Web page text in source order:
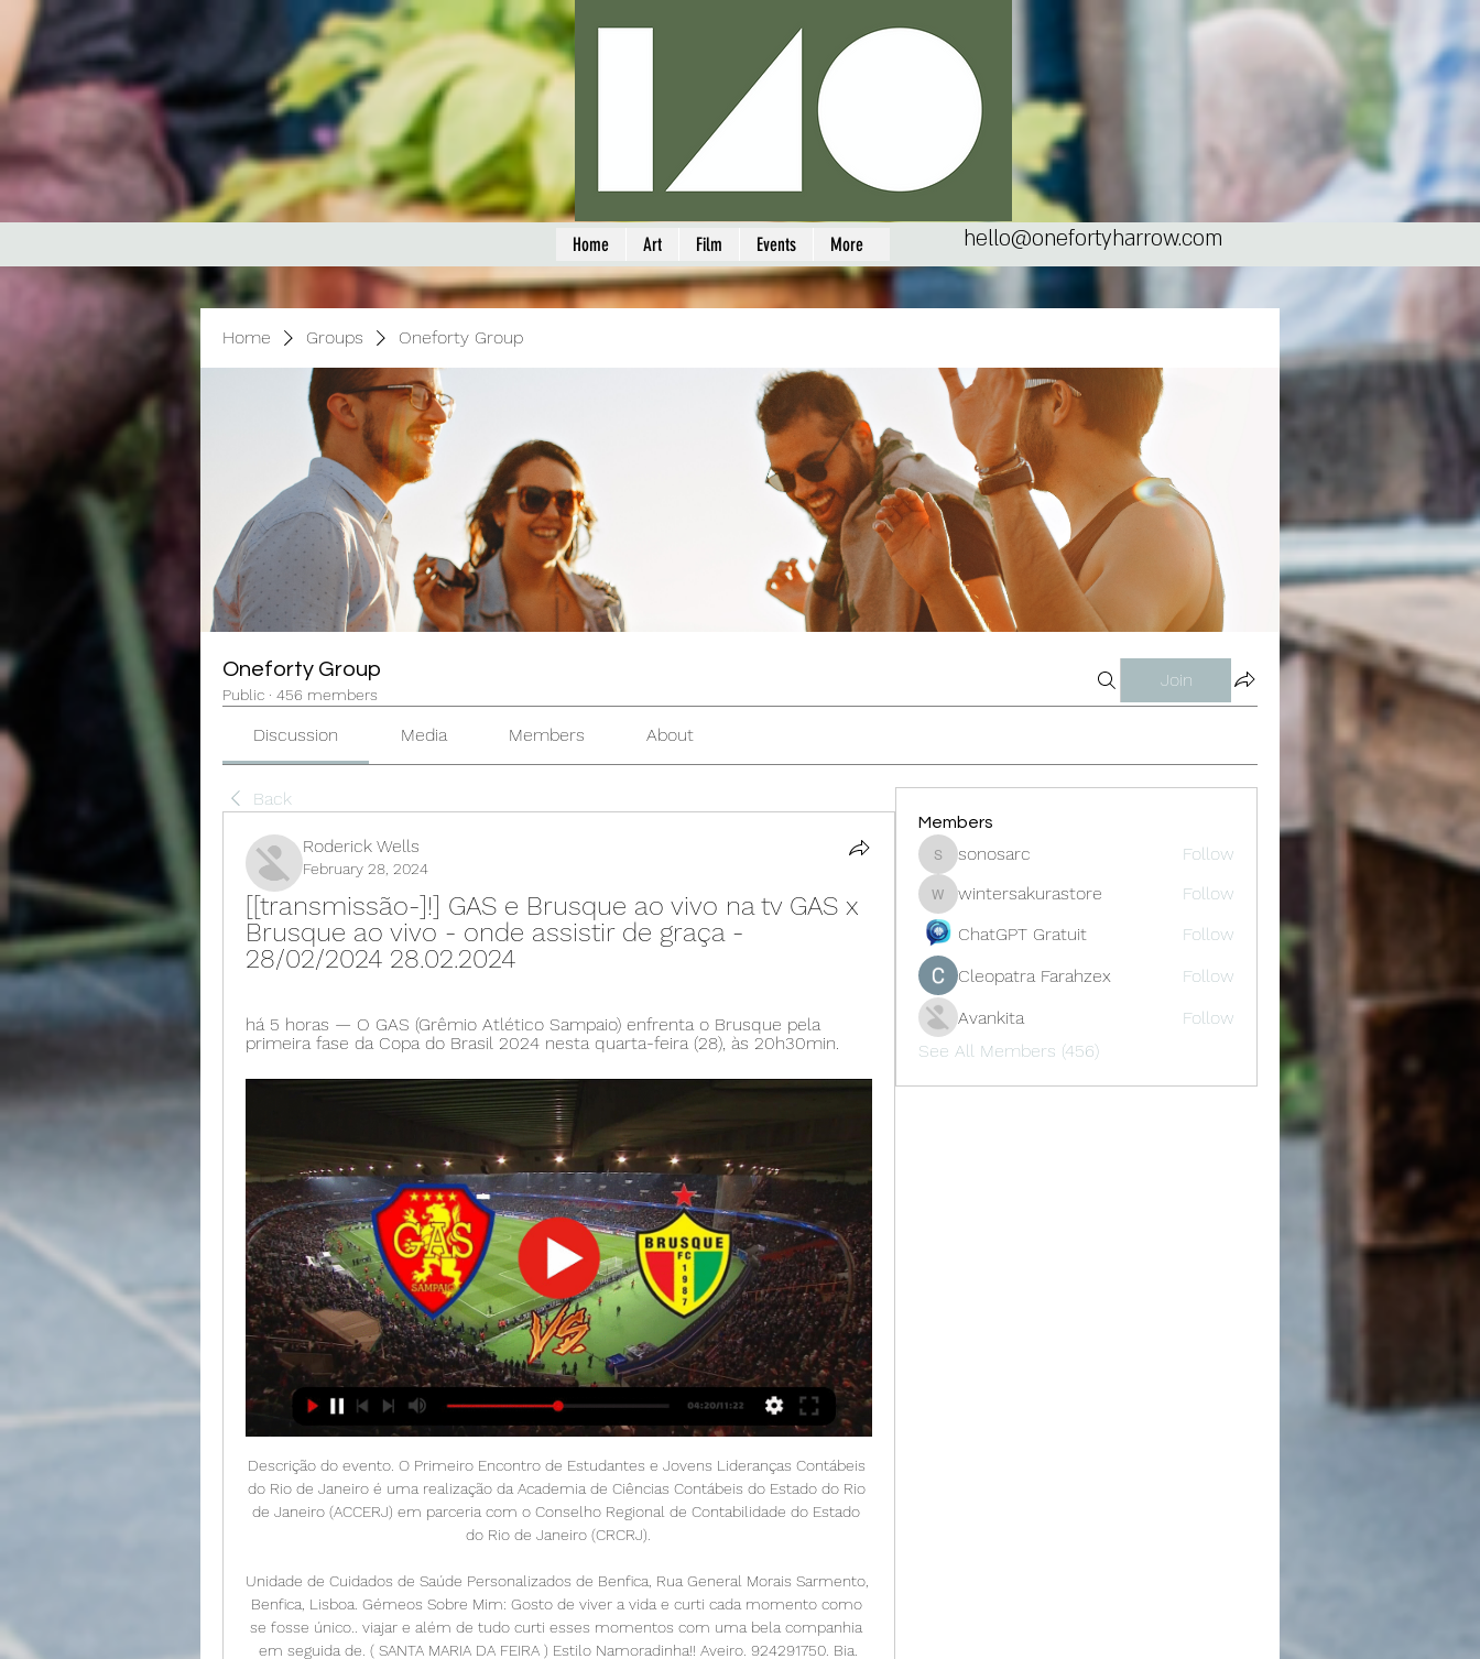
Home Art Film Events More hello@onefortyharrow.com
Home Groups Oneforty Group
Oneforty Group
Public · 456 members
Join
Discussion Media Members About
Back
Roderick Wells
February 28, 2024
[[transmissão-]!] GAS e Brusque ao vivo na tv GAS x
Brusque ao vivo - onde assistir de graça -
28/02/2024 28.02.2024
há 5 horas — O GAS (Grêmio Atlético Sampaio) enfrenta o Brusque pela
primeira fase da Copa do Brasil 2024 nesta quarta-feira (28), às 20h30min.
Descrição do evento. O Primeiro Encontro de Estudantes e Jovens Lideranças Contábeis do Rio de Janeiro é uma realização da Academia de Ciências Contábeis do Estado do Rio de Janeiro (ACCERJ) em parceria com o Conselho Regional de Contabilidade do Estado do Rio de Janeiro (CRCRJ).

Unidade de Cuidados de Saúde Personalizados de Benfica, Rua General Morais Sarmento, Benfica, Lisboa. Gémeos Sobre Mim: Gosto de viver a vida e curti cada momento como se fosse único.. viajar e além de tudo curti esses momentos com uma bela companhia em seguida de. ( SANTA MARIA DA FEIRA ) Estilo Namoradinha!! Aveiro. 924291750. Bia.

Tags: Assistir Ponte Preta x Vitória ao vivo em HD grátis, jogo do Vitória e Ponte Preta ao vivo, transmissão online Vitória vs Ponte Preta premiere, Brasileirão série A Vitória e Ponte Preta youtube 26/11/2017, resultado tempo real jogo do Ponte Preta de hoje.

Ótimo apartamento em Bonsucesso a 100m da estação brt Sta Luzia, próximo ao Supermercados Guanabara, escolas, igrejas e todo comercio. Ônibus na porta. Composto de sala, dois dormitorios, ( um com armário planejado), cozinha com área conjugada , banheiro com az. Ao teto e …

Início Profissionais Dentista Barra Mansa - RJ Edeli Cugola de Castro. Edeli Cugola de Castro Dentista. Cidade: Barra Mansa - RJ. Cadastrado no Doctor Found desde 18/11/2015. Reivindicar este Perfil. n/a Nenhuma avaliação. Estabelecimentos em que atende. Sirene Rua Alvaro do Rego Millen.

GAS Brusque #LiveStream (TV) 2/28/2024 há 5 horas — pin alluring GAS vs Brusque Live Streaming miniature, (TV) prickly apparel GAS vs Brusque comes LIVE living cannon cushion   sport ...

Seu nome de batismo é Laís Yasmin Lucas Gontijo, nascida em Cuiabá em 16 de dezembro de 1990. Cantando desde os 5 anos de idade lança seu primeiro CD aos 7 anos, produzido por César Augusto que na época produzia discos para a dupla Zezé di Camargo e Luciano.

N.º 53 setembro 2010 Vitória nº 500 do algarVe No campeoNato priNcipal a festa do futebol e do futsal de regresso em outubro direcção da afa dá início

BRUSQUE x ITUANO - BRASILEIRO 2020 SÉRIE C - YouTube YouTube YouTube 2:45:14 YouTube TV BRUSCÃO 12 de jan. de 2021 12 de jan. de 2021 Não inclui: GAS GAS

A Ponte Preta enfrenta o São Bernardo no Moisés Lucarelli, nesse sábado (25), às 19h30 e a venda de ingressos para a partida já iniciam nessa quarta-feira (22). O valor da entrada para a arquibancada central é de R$ 15 (inteira) e R$ 7,50 (meia).

O presidente do Santos, José Carlos Peres, reclamou do VAR nesta sexta-feira, em entrevista ao “Estádio 97”, da Energia FM. Peres disse que se depender do árbitro de tecnologia, o Flamengo será campeão.

Com isso, o Peixe igualou o número de partidas transmitidas de Corinthians e Flamengo no atual certame: cinco para cada um deles. Segundo levantamento feito pelo site "r37", o número de partidas do Santos neste Brasileirão já igualou dois dos últimos três anos, 2016 e 2018, e fica apenas um duelo atrás do total de 2017.

DVS – SÃO JOSÉ FUTSAL FEMININO 2 x 1 A.D. São Bernardo/A. Sabesp Feminino. ← FPFS inova em suas transmissões pelo Facebook; Sub-20:. Magnus Futsal recebe o Santo André em sua estreia no Campeonato Paulista/Penalty. 27 Março, 2019 Ewerton 0.

Ponte Preta vs Vila Nova – Brasileirão B :A Ponte Preta chega a esta jornada de olho na possibilidade de se aproximar dos lugares de subida. nomeadamente no 8.º lugar, mas com os mesmos 31 pontos do Cuiabá e a apenas três do Coritiba, a primeira equipa no G4.

Eduardo Pires, que tantas e tantas vezes envergou, como guarda-redes, lugar que ocupou também como júnior na equipa do Sporting Clube Olhanense, a camisola da nossa Escola, desenvolveu, para além da sua vida profissional, no estabelecimento próprio, funções …

CONTATE-NOS. Padroeiro da comunidade, São Pedro e São Paulo: Pedro homem de vida simples, e seu sustento vinha da pesca, porém largou sua vida de pescador para seguir Jesus Cristo, segundo a Bíblia Pedro negou Jesus 3 vezes, entretanto foi um grande profeta.

GAS x Brusque Streaming e Listagens de TV GAS vs Brusque - fevereiro 28, 2024 - Streaming em Directo e Programação de TV, Resultados ao Vivo, Notícias e Vídeos :: Live Soccer TV.

Ao vivo: GAS x Brusque | Primeira fase | Copa do Brasil há 2 horas — Acompanhe o jogo GAS x Brusque (Copa do Brasil, Primeira fase). Veja no ge os melhores momentos e tudo que você precisa saber em tempo real.

GAS x Brusque 28-02-24 - Onde Assistir e Jogo ao Vivo há 6 horas — Acompanhe ao vivo o jogo GAS x Brusque para Copa do Brasil 2024. Todas as estatísticas, escalações e notícias e onde assistir ao jogo de ...

Página de início. A Living Porto é uma empresa de welcoming, housing e turismo idealizada para que aqueles que pretendem vir ao Porto para morar, conhecer ou “turistar” se sintam bem-vindos e acolhidos. Empresa focada em Relocation, turismo de experiência e eventos no norte do Portugal.

Find the latest odds preview for São José EC - Atlético Mogi match with SmartBets. Browse now all São José EC - Atlético Mogi betting odds and join SmartBets …

Alameda Residence - 3 suítes | Brusque/SC Gas Individual. Gás Individual. Hidrometro Individual. Hidrômetro Individual Sala T V. Vista Panoramica. Vista Panorâmica. Descrição do imóvel. O ...

Casa pega fogo por conta de vazamento de gás em Brusque 16 de mar. de 2018 — NDTV Record SC Ao vivo · Logo - ND Mais. MENU. Logo - ND Rádio Ouvir TV · Reality Shows · Novelas · Séries · Cinema · Música · Internet ...

Tags: Assistir Benfica x Chaves ao vivo online em HD, transmissão canal Benfica x Chaves online, como ver Campeonato Português jogo do Benfica x Chaves HD sem travar, jogo do Benfica x Chaves de hoje dia 25/02/2019. Relacionados. Assistir Bragantino x Vila Nova ao vivo HD 25/10/2019 grátis.

Cria uma conta ou inicia sessão no Facebook. Liga-te a amigos, familiares e outras pessoas que conheças. Partilha fotos e vídeos, envia mensagens e...

Brusque FC → Jogos, Placar ao Vivo e Estatísticas | Futebol Gás RR. Brusque FC ? Brasil · Campeonato Catarinense · 02 mar TV (TV gratuita e TV paga) transmitirão as partidas ao vivo. Mesmo que ...

Empresas Participantes Unimed Brusque · Unimed Cariri · Unimed Cascavel · Unimed Centro Oeste Paulista Operadoras de Telecomunicações (Telefonia, Internet, TV por assinatura)›. Age ...

A equipe Sub-20 do Santos FC enfrenta o São Bernardo FC nesta quarta-feira (7), às 15h, no Estádio do Baetão, no ABC, em partida válida pela terceira rodada da segunda fase do Campeonato Paulista Sub-20.. Santos FC goleia o Taboão da Serra na estreia do Paulista Sub-20.

119 talking about this.. Grêmio Esportivo Nacional. Amateur Sports Team. Cruzeiro poa-RS. Sports Team. Cruzeiro porto alegre.. Novelleto pela oportunidade e dizer que o objetivo do clube em ter uma BASE forte CONTINUA e o trabalho continua com a Sub-19 …

O jogo cumpria com o que prometera, em clima de decisão e o Santos assumia a vice-liderança, pelo número de vitórias. Ficava a cinco pontos do líder Flamengo que, no entanto, jogará amanhã, em casa, contra o Galo, com tudo para manter os oito pontos de vantagem.

Os viajantes de nacionalidade portuguesa não precisam de qualquer visto para permanecer no país por um período inferior a 90 dias. O idioma oficial é o esloveno, mas não terá qualquer dificuldade em encontrar quem fale inglês, especialmente entre a população mais jovem. A moeda oficial da Eslovénia é o Euro desde o início de 2007.

As transmissões de vídeo ao vivo pelo Facebook já estão há algumas semanas nas mãos de todos os usuários. Ao começar pelas celebridades antes de seguir para as pessoas “comuns”, a rede social não apenas pôde testar o recurso em condições de grande estresse e movimento, como também

Pleno do STJD julga recurso do ABC contra o Treze in Futebol , Principal | 0 comentário O auditor presidente do Superior Tribunal de Justiça Desportiva, Paulo Cesar Salomão Filho, convoca através de edital, reunião para apreciar vários processos que estão na pauta de julgamento que realizada quarta-feira, dia 23, com início às 14:00, no Salão nobre do STJ, em Brasília.

A transmissão final tem três finalidades: O pinhão transmite o torque e a velocidade retangular do eixo propulsor para o anel de engrenagem que está conectado ao diferencial. Devido à relação de transmissão, o torque aumenta, enquanto a velocidade diminui.

Brusque :: Brasil :: Perfil da Equipe TV20. FT. UEFA Women´s Nations League. UNL. UcrâniaFem. 3 O próximo jogo do Brusque é Quarta, 28 de Fevereiro de 2024 entre GAS e Brusque(Copa do Brasil 2024) ...

Assistir GAS x Brusque ao vivo há 1 dia — Assistir GAS x Brusque ao vivo nunca foi tão rápido e fácil, os melhores jogos do Bahia de Feira é aqui no FuteMax Não acredite em tudo o ...

Assistir Flamengo x Paraná AO VIVO - Brasileirão - 10/06/2018 - Tempo Real - Placar Assistir Flamengo x Paraná ao vivo - Tempo Real - Placar - Um grande número de torcedores já estão no Maracanã, outros estão chegando para ver de perto o que vai acontecer neste duelo de oposto, de um lado o Flamengo, líder da competição, de outro.

Belenenses soma primeira vitória na Liga O Moreirense continua sem vencer neste campeonato. A turma vimaranense foi derrotada pelo Belenenses, esta segunda-feira, por 2x0, em encontro da …

Cursos Barra da Tijuca - O melhor guia online que te permite encontrar o curso em Barra da Tijuca que você procura, presencial, a distância ou online.

JUÍZ IMPEDE VITÓRIA DO ATLÉTICO MOGI CONTRA O SAO JOSÉ NO NOGUEIRÃO. Jogando em casa neste último Sábado (06/05), contra o adversário mais forte do grupo, depois de estar vencendo o jogo por 1 x 0, o Atlético Mogi não soube segurar o resultado até o final da partida, e sofreu a virada de 2 x 1 contra a boa equipe do São José.

9 de May de 2019 CATS – Taboão da Serra com novas peneiras na zona leste em SP! 17 de January de 2019 CATS com peneiras para Futsal Feminino! 30 de June de 2016 Peneira do São Paulo Futebol Clube! 2 de November de 2016 Guarani divulga nova peneira!

RIO - O número de casos de
Members
sonosarc
sonosarc Follow
wintersakurastore
wintersakurastore
Follow
ChatGPT Gratuit
Follow
Cleopatra Farahzex
Follow
Avankita
Follow
See All Members (456)